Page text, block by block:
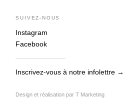
SUIVEZ-NOUS
Instagram
Facebook
Inscrivez-vous à notre infolettre →
Design et réalisation parT Marketing